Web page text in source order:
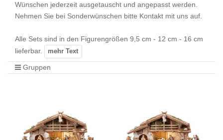
Wünschen jederzeit ausgetauscht und angepasst werden.
Nehmen Sie bei Sonderwünschen bitte Kontakt mit uns auf.
Alle Sets sind in den Figurengrößen 9,5 cm - 12 cm - 16 cm
lieferbar.
Gruppen